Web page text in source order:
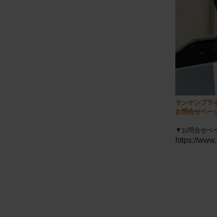
サンケンプラ
お問合せペー
▼お問合せペ
https://